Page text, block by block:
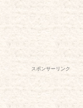
スポンサーリンク